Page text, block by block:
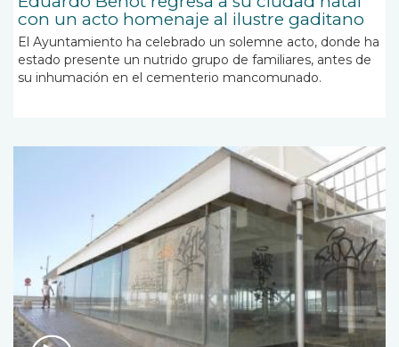
con un acto homenaje al ilustre gaditano
El Ayuntamiento ha celebrado un solemne acto, donde ha
estado presente un nutrido grupo de familiares, antes de
su inhumación en el cementerio mancomunado.